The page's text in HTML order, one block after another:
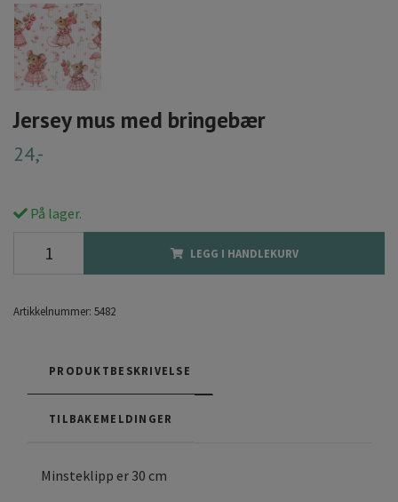
Jersey mus med bringebær
24,-
På lager.
LEGG I HANDLEKURV
Artikkelnummer: 5482
PRODUKTBESKRIVELSE
TILBAKEMELDINGER
Minsteklipp er 30 cm